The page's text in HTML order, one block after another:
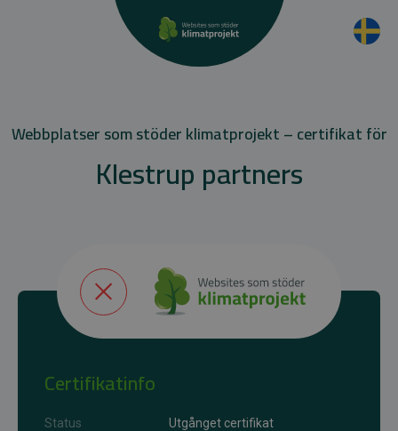
Webbplatser som stöder klimatprojekt – certifikat för
Klestrup partners
Certifikatinfo
Status
Utgånget certifikat